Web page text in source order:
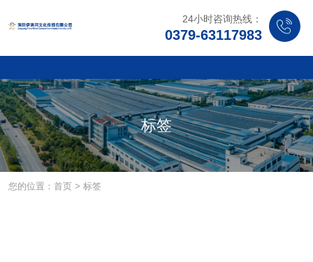
24小时咨询热线：
0379-63117983
标签
您的位置：首页 > 标签